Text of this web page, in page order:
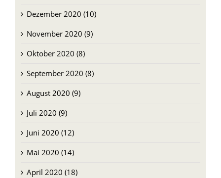
Dezember 2020 (10)
November 2020 (9)
Oktober 2020 (8)
September 2020 (8)
August 2020 (9)
Juli 2020 (9)
Juni 2020 (12)
Mai 2020 (14)
April 2020 (18)